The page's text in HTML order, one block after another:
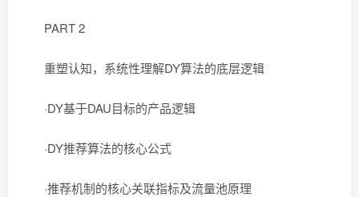
PART 2
重塑认知，系统性理解DY算法的底层逻辑
·DY基于DAU目标的产品逻辑
·DY推荐算法的核心公式
·推荐机制的核心关联指标及流量池原理